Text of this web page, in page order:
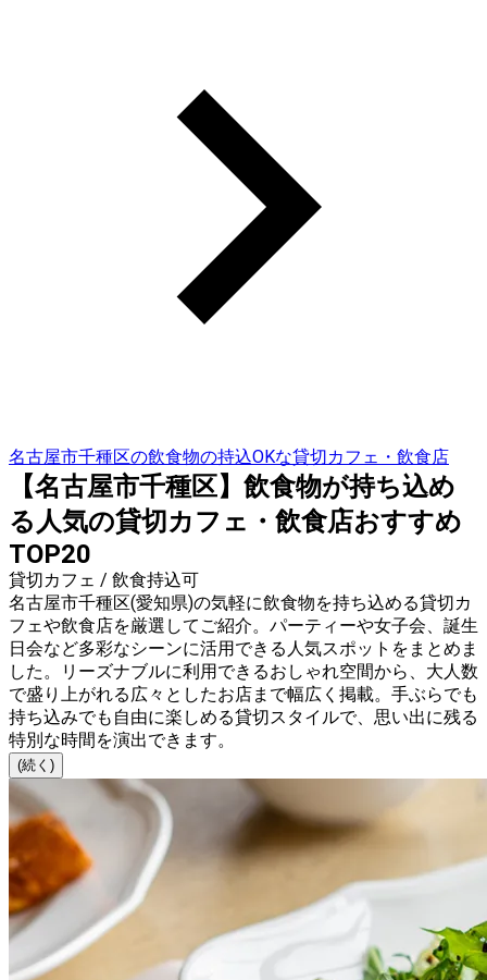
名古屋市千種区の飲食物の持込OKな貸切カフェ・飲食店
【名古屋市千種区】飲食物が持ち込め
る人気の貸切カフェ・飲食店おすすめ
TOP20
貸切カフェ / 飲食持込可
名古屋市千種区(愛知県)の気軽に飲食物を持ち込める貸切カ
フェや飲食店を厳選してご紹介。パーティーや女子会、誕生
日会など多彩なシーンに活用できる人気スポットをまとめま
した。リーズナブルに利用できるおしゃれ空間から、大人数
で盛り上がれる広々としたお店まで幅広く掲載。手ぶらでも
持ち込みでも自由に楽しめる貸切スタイルで、思い出に残る
特別な時間を演出できます。
(続く)